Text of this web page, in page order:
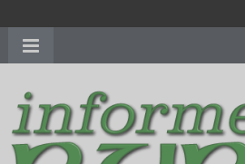
richardmillereplica
women.patekphilippe.tofor sale in usa
dining room table ceremony. welcome
shop. best youngsexdoll.comwith
services. 1: 1 design high
https://